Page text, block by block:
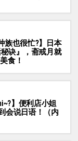
族也很忙?】日本
诀』，斋戒月就
食！
】便利店小姐
会说日语！（内